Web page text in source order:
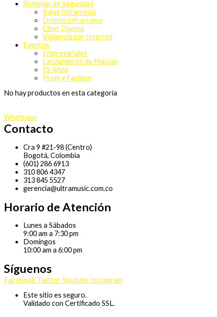
Sistemas de Seguridad
Balas Infrarrojas
Domos Infrarrojos
Ciber Domos
Vigilancia por Internet
Eventos
Empresariales
Lanzamiento de Marcas
15 Años
Prom y Fashion
No hay productos en esta categoría
Whatsapp
Contacto
Cra 9 #21-98 (Centro)
Bogotá, Colombia
(601) 286 6913
310 806 4347
313 845 5527
gerencia@ultramusic.com.co
Horario de Atención
Lunes a Sábados
9:00 am a 7:30 pm
Domingos
10:00 am a 6:00 pm
Síguenos
Facebook TwitterYoutube Instagram
Este sitio es seguro.
Validado con Certificado SSL.